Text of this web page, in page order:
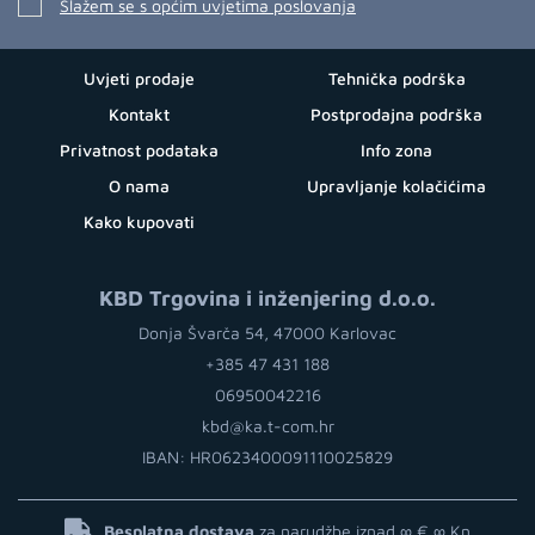
Slažem se s općim uvjetima poslovanja
Uvjeti prodaje
Kontakt
Privatnost podataka
O nama
Kako kupovati
Tehnička podrška
Postprodajna podrška
Info zona
Upravljanje kolačićima
KBD Trgovina i inženjering d.o.o.
Donja Švarča 54, 47000 Karlovac
+385 47 431 188
06950042216
kbd@ka.t-com.hr
IBAN: HR0623400091110025829
Besplatna dostava za narudžbe iznad ∞ € ∞ Kn